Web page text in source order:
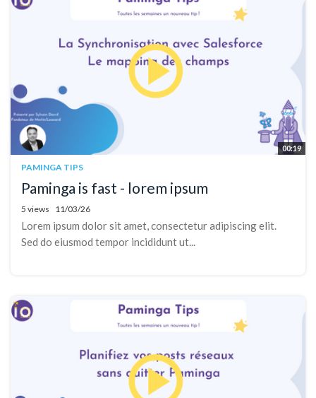
00:19
PAMINGA TIPS
Paminga is fast - lorem ipsum
5 views 11/03/26
Lorem ipsum dolor sit amet, consectetur adipiscing elit.
Sed do eiusmod tempor incididunt ut...